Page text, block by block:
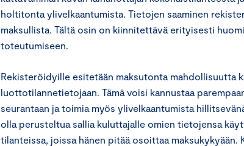
holtitonta ylivelkaantumista. Tietojen saaminen
maksullista. Tältä osin on kiinnitettävä erityisesti
toteutumiseen.
Rekisteröidyille esitetään maksutonta mahdollisuutta
luottotilannetietojaan. Tämä voisi kannustaa
seurantaan ja toimia myös ylivelkaantumista
olla perusteltua sallia kuluttajalle omien tietojensa
tilanteissa, joissa hänen pitää osoittaa maksukykyään.